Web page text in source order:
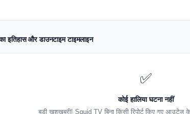
और डाउनटाइम टाइमलाइन
✅
कोई हालिया घटना नहीं
बड़ी खुशखबरी! Squid TV बिना किसी रिपोर्ट किए गए